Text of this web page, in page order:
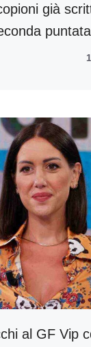
già
puntata
al GF Vip